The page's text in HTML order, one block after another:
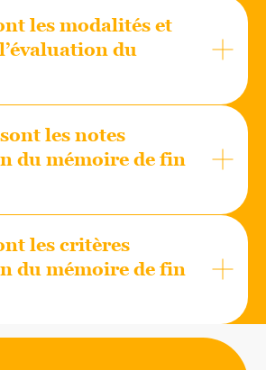
les modalités et
du
les notes
du mémoire de fin
les critères
du mémoire de fin